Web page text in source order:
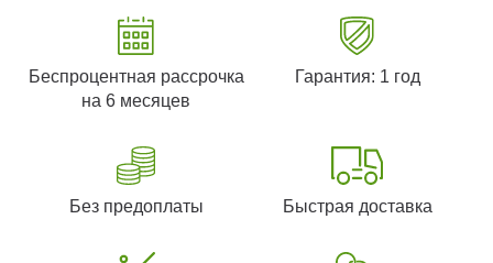
Беспроцентная рассрочка
на 6 месяцев
Гарантия: 1 год
Без предоплаты Быстрая доставка